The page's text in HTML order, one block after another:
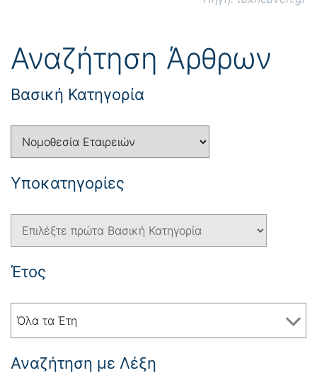
Αναζήτηση Άρθρων
Βασική Κατηγορία
Yποκατηγορίες
Έτος
Όλα τα Έτη
Αναζήτηση με Λέξη